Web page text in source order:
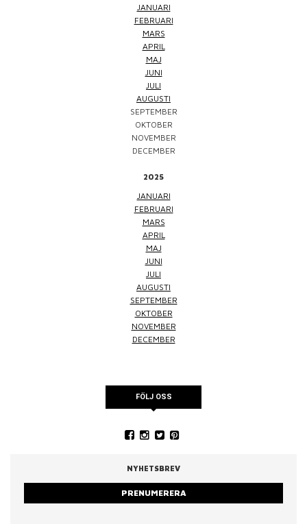
JANUARI
FEBRUARI
MARS
APRIL
MAJ
JUNI
JULI
AUGUSTI
SEPTEMBER
OKTOBER
NOVEMBER
DECEMBER
2025
JANUARI
FEBRUARI
MARS
APRIL
MAJ
JUNI
JULI
AUGUSTI
SEPTEMBER
OKTOBER
NOVEMBER
DECEMBER
FÖLJ OSS
NYHETSBREV
PRENUMERERA